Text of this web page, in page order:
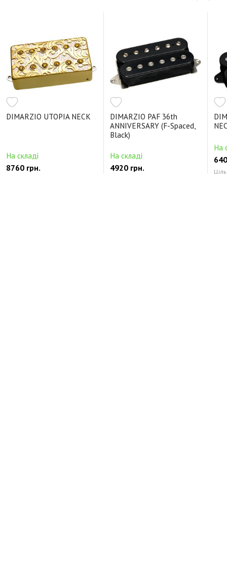
DIMARZIO UTOPIA NECK
На складі
8760 грн.
DIMARZIO PAF 36th
ANNIVERSARY (F-Spaced,
Black)
На складі
4920 грн.
На